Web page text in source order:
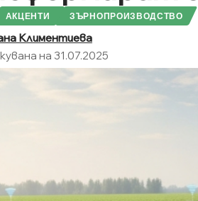
АКЦЕНТИ ЗЪРНОПРОИЗВОДСТВО
Климентиева
на 31.07.2025